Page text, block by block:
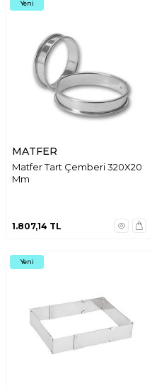
Yeni
MATFER
Matfer Tart Çemberi 320X20
Mm
1.807,14 TL
Yeni